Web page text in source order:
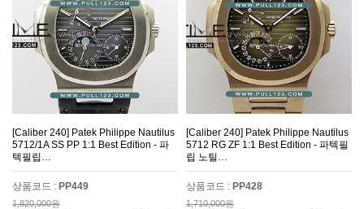
[Caliber 240] Patek Philippe Nautilus
5712/1A SS PP 1:1 Best Edition - 파
텍필립…
상품코드 : PP449
1,820,000원
[Caliber 240] Patek Philippe Nautilus
5712 RG ZF 1:1 Best Edition - 파텍필
립 노틸…
상품코드 : PP428
1,710,000원